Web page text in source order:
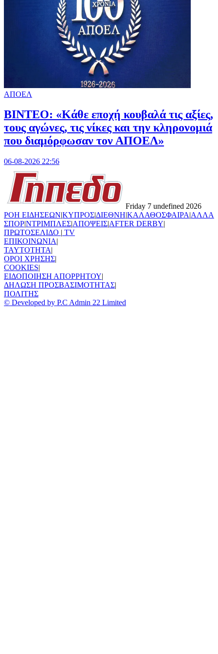
ΑΠΟΕΛ
ΒΙΝΤΕΟ: «Κάθε εποχή κουβαλά τις αξίες,
τους αγώνες, τις νίκες και την κληρονομιά
που διαμόρφωσαν τον ΑΠΟΕΛ»
06-08-2026 22:56
Friday 7 undefined 2026
ΡΟΗ ΕΙΔΗΣΕΩΝ|ΚΥΠΡΟΣ|ΔΙΕΘΝΗ|ΚΑΛΑΘΟΣΦΑΙΡΑ|ΑΛΛΑ
ΣΠΟΡ|ΝΤΡΙΜΠΛΕΣ|ΑΠΟΨΕΙΣ|AFTER DERBY|
ΠΡΩΤΟΣΕΛΙΔΟ | TV
ΕΠΙΚΟΙΝΩΝΙΑ|
TAYTOTHTA|
ΟΡΟΙ ΧΡΗΣΗΣ|
COOKIES|
ΕΙΔΟΠΟΙΗΣΗ ΑΠΟΡΡΗΤΟΥ|
ΔΗΛΩΣΗ ΠΡΟΣΒΑΣΙΜΟΤΗΤΑΣ|
ΠΟΛΙΤΗΣ
© Developed by P.C Admin 22 Limited